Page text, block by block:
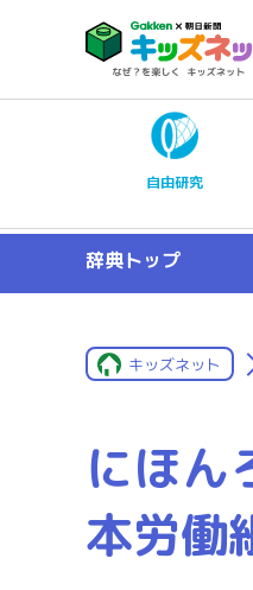
自由研究
辞典トップ
キッズネット
にほん
本労働